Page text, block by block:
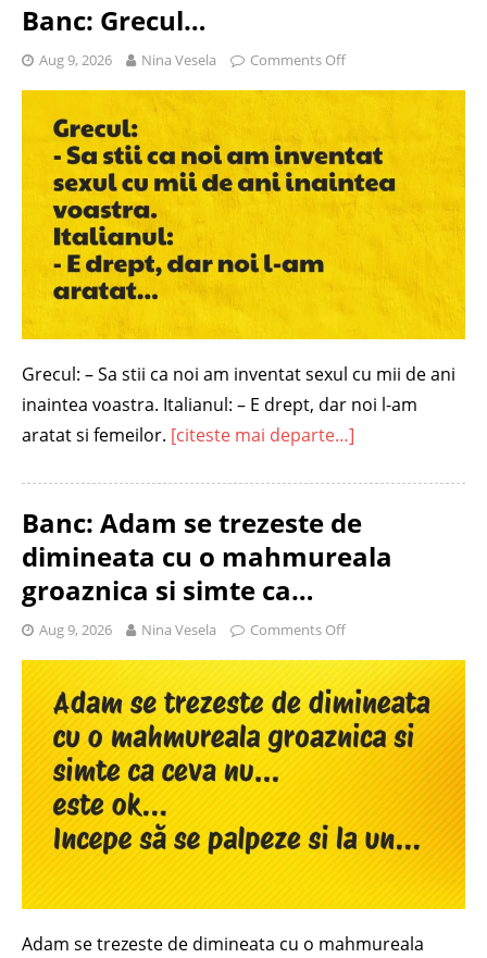
Banc: Grecul…
Aug 9, 2026 Nina Vesela Comments Off
Grecul: – Sa stii ca noi am inventat sexul cu mii de ani
inaintea voastra. Italianul: – E drept, dar noi l-am
aratat si femeilor. [citeste mai departe…]
Banc: Adam se trezeste de
dimineata cu o mahmureala
groaznica si simte ca…
Aug 9, 2026 Nina Vesela Comments Off
Adam se trezeste de dimineata cu o mahmureala